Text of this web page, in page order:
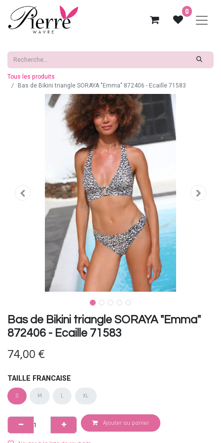
0
Tous les produits
Bas de Bikini triangle SORAYA "Emma" 872406 - Ecaille 71583
Bas de Bikini triangle SORAYA "Emma"
872406 - Ecaille 71583
74,00 €
TAILLE FRANCAISE
S M L XL
Ajouter au panier